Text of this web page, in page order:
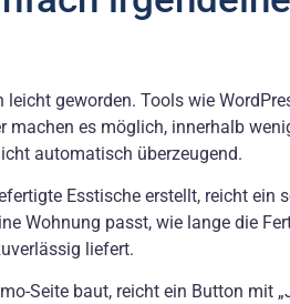
geworden. Tools wie
machen es möglich, innerhalb
automatisch überzeugend.
Esstische erstellt, reicht ein
Wohnung passt, wie lange die
liefert.
Seite baut, reicht ein Button mit